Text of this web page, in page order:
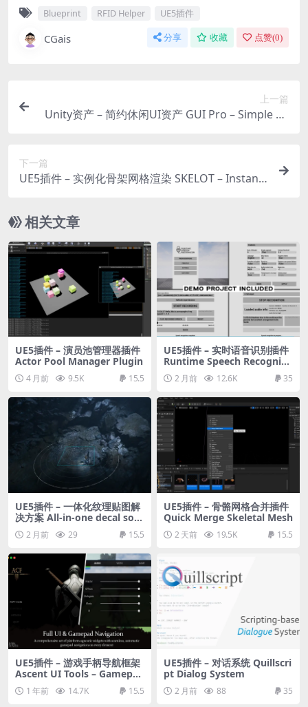
Blueprint RFID Helper UE5插件
CGais 分享 收藏 点赞(0)
上一篇
Unity资产 – 简约休闲UI资产 GUI Pro – Simple Ca
下一篇
UE5插件 – 实例化骨架网格渲染 SKELOT – Instanc
相关文章
UE5插件 – 演员池管理器插件
Actor Pool Manager Plugin
4 月前 9.5K 15.5
UE5插件 – 实时语音识别插件
Runtime Speech Recognize
r (Real-Time, Offline, AI)
2 月前 12.6K 35
UE5插件 – 一体化纹理贴图解
决方案 All-in-one decal solu
tion: Paint, Spray, Draw, Fil
l & add Edge Mesh Decals!
2 月前 29 15.5
UE5插件 – 骨骼网格合并插件
Quick Merge Skeletal Mesh
2 天前 19.5K 15.5
UE5插件 – 游戏手柄导航框架
Ascent UI Tools – Gamepad
Navigation & UI Framewor
k 1 年前 14.7K 15.5
UE5插件 – 对话系统 Quillscri
pt Dialog System
2 月前 88 35